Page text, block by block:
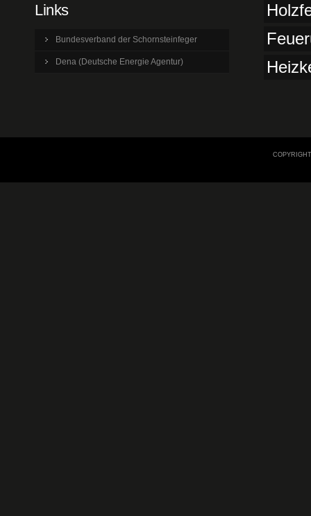
Links
Bundesverband der Schornsteinfeger
Dena (Deutsche Energie Agentur)